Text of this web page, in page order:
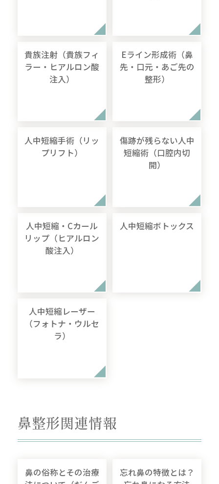
貴族注射（貴族フィ
ラー・ヒアルロン酸
注入）
Eライン形成術（鼻
先・口元・あご先の
整形）
人中短縮手術（リッ
プリフト）
傷跡が残らない人中
短縮術（口腔内切
開）
人中短縮・Cカール
リップ（ヒアルロン
酸注入）
人中短縮ボトックス
人中短縮レーザー
（フォトナ・ウルセ
ラ）
鼻整形関連情報
鼻の俗称とその治療
忘れ鼻の特徴とは？